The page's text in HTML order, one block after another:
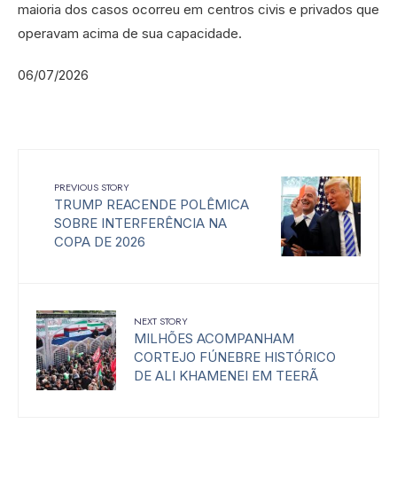
maioria dos casos ocorreu em centros civis e privados que
operavam acima de sua capacidade.
06/07/2026
PREVIOUS STORY
TRUMP REACENDE POLÊMICA
SOBRE INTERFERÊNCIA NA
COPA DE 2026
NEXT STORY
MILHÕES ACOMPANHAM
CORTEJO FÚNEBRE HISTÓRICO
DE ALI KHAMENEI EM TEERÃ